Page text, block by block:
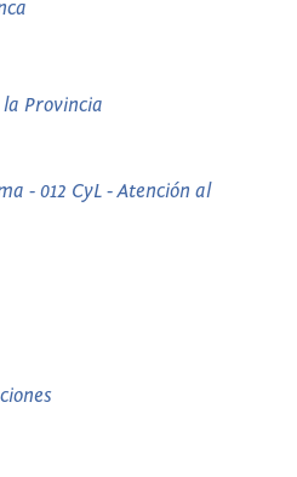
Provincia
- 012 CyL - Atención al